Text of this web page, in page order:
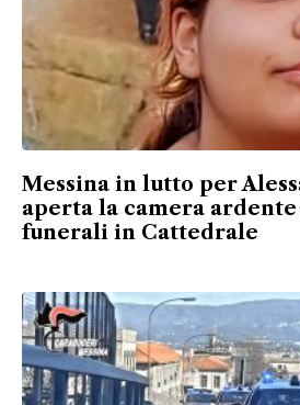
Messina in lutto per
aperta la camera
funerali in Cattedrale